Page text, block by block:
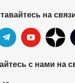
на
с нами на